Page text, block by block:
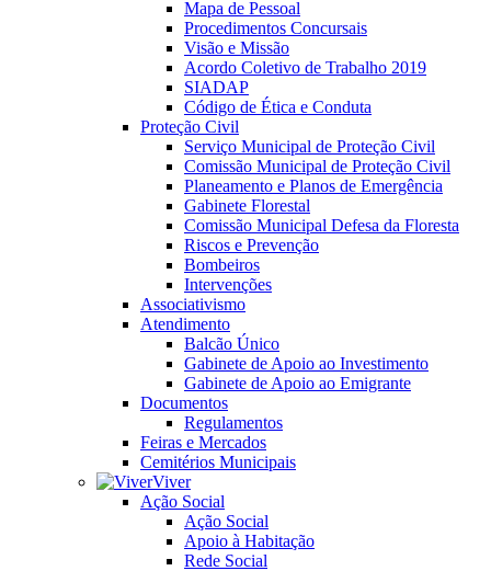
Mapa de Pessoal
Procedimentos Concursais
Visão e Missão
Acordo Coletivo de Trabalho 2019
SIADAP
Código de Ética e Conduta
Proteção Civil
Serviço Municipal de Proteção Civil
Comissão Municipal de Proteção Civil
Planeamento e Planos de Emergência
Gabinete Florestal
Comissão Municipal Defesa da Floresta
Riscos e Prevenção
Bombeiros
Intervenções
Associativismo
Atendimento
Balcão Único
Gabinete de Apoio ao Investimento
Gabinete de Apoio ao Emigrante
Documentos
Regulamentos
Feiras e Mercados
Cemitérios Municipais
Viver
Ação Social
Ação Social
Apoio à Habitação
Rede Social